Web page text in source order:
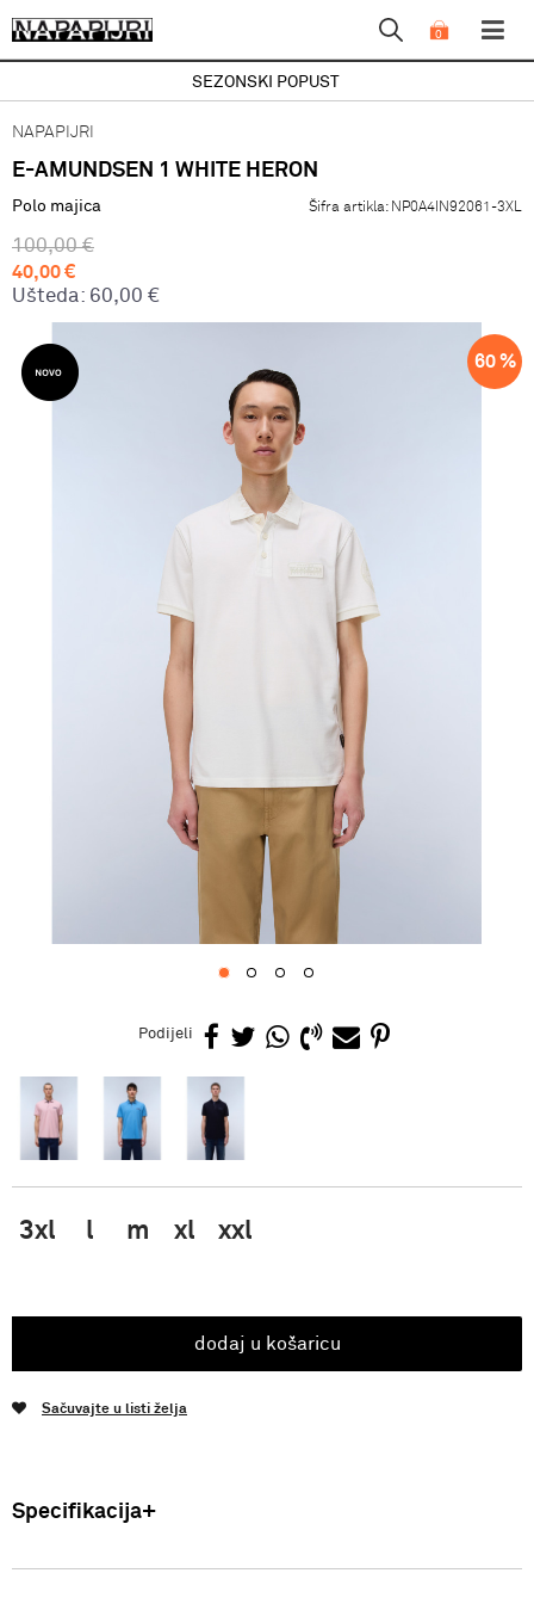
0
SEZONSKI POPUST
NAPAPIJRI
E-AMUNDSEN 1 WHITE HERON
Polo majica Šifra artikla: NP0A4IN92061-3XL
100,00 €
40,00€
Ušteda: 60,00 €
60 %
Podijeli
3xl l m xl xxl
dodaj u košaricu
Sačuvajte u listi želja
Specifikacija